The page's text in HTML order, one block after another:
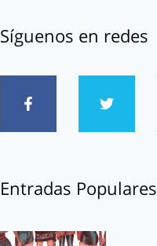
Síguenos en redes
Entradas Populares